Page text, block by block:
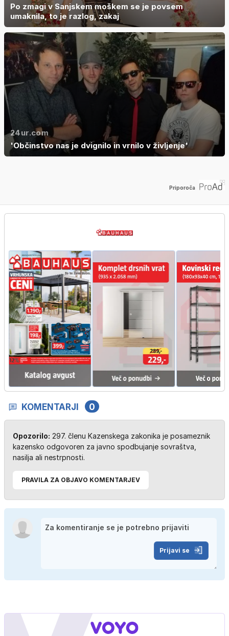
Po zmagi v Sanjskem moškem se je povsem
umaknila, to je razlog, zakaj
24ur.com
'Občinstvo nas je dvignilo in vrnilo v življenje'
Priporoča
KOMENTARJI 0
Opozorilo: 297. členu Kazenskega zakonika je posameznik
kazensko odgovoren za javno spodbujanje sovraštva,
nasilja ali nestrpnosti.
PRAVILA ZA OBJAVO KOMENTARJEV
Prijavi se